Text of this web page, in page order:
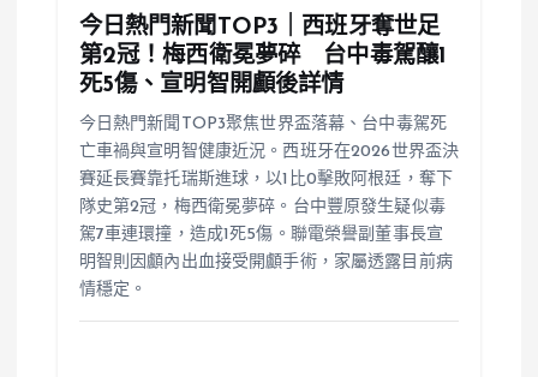
今日熱門新聞TOP3｜西班牙奪世足
第2冠！梅西衛冕夢碎 台中毒駕釀1
死5傷、宣明智開顱後詳情
今日熱門新聞TOP3聚焦世界盃落幕、台中毒駕死
亡車禍與宣明智健康近況。西班牙在2026世界盃決
賽延長賽靠托瑞斯進球，以1比0擊敗阿根廷，奪下
隊史第2冠，梅西衛冕夢碎。台中豐原發生疑似毒
駕7車連環撞，造成1死5傷。聯電榮譽副董事長宣
明智則因顱內出血接受開顱手術，家屬透露目前病
情穩定。